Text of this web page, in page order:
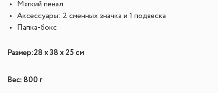
Мягкий пенал
Аксессуары: 2 сменных значка и 1 подвеска
Папка-бокс
Размер:28 х 38 х 25 см
Вес: 800 г